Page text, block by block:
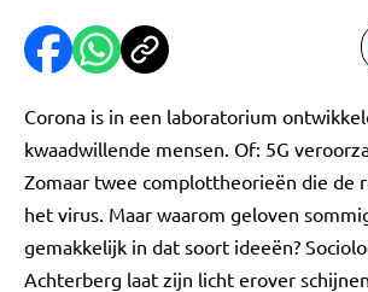
Corona is in een laboratorium
kwaadwillende mensen. Of: 5G
Zomaar twee complottheorieën die de
het virus. Maar waarom geloven
gemakkelijk in dat soort ideeën?
Achterberg laat zijn licht erover